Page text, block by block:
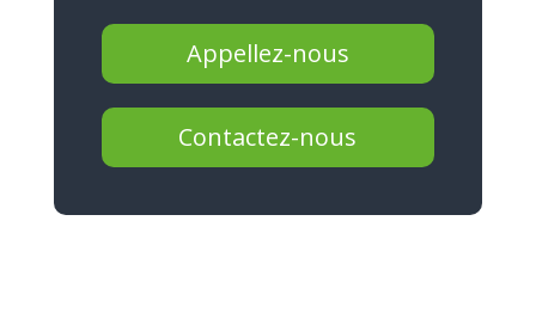
Appellez-nous
Contactez-nous